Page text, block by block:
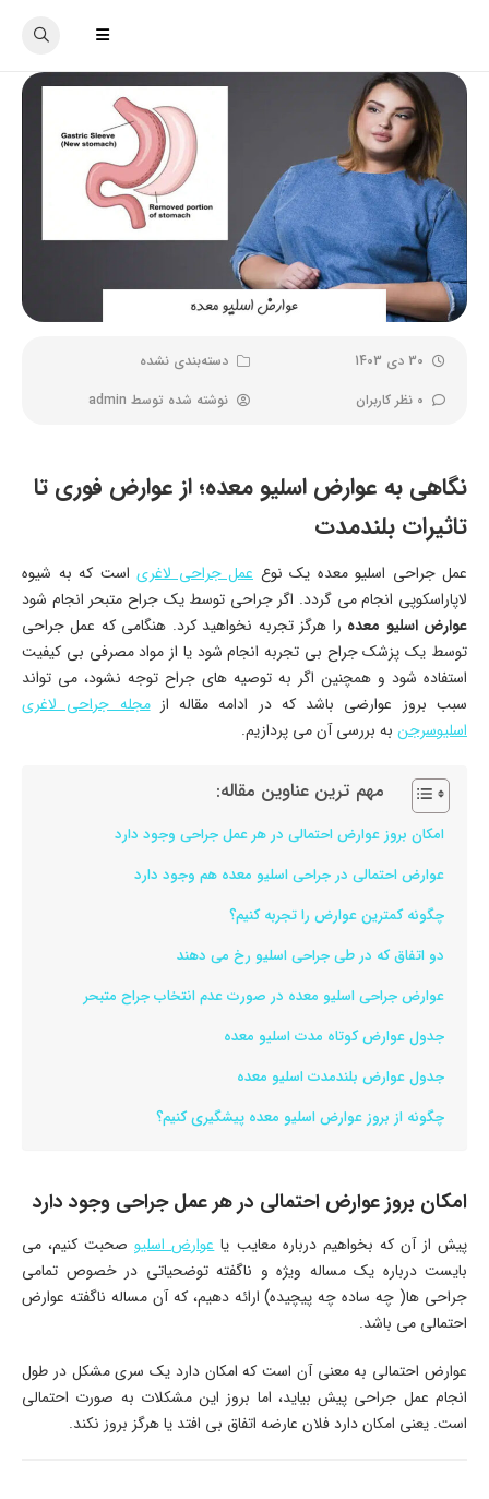
30 دی 1403
دسته‌بندی نشده
0 نظر کاربران
نوشته شده توسط admin
نگاهی به عوارض اسلیو معده؛ از عوارض فوری تا
تاثیرات بلندمدت
عمل جراحی اسلیو معده یک نوع عمل جراحی لاغری است که به شیوه
لاپاراسکوپی انجام می گردد. اگر جراحی توسط یک جراح متبحر انجام شود
عوارض اسلیو معده را هرگز تجربه نخواهید کرد. هنگامی که عمل جراحی
توسط یک پزشک جراح بی تجربه انجام شود یا از مواد مصرفی بی کیفیت
استفاده شود و همچنین اگر به توصیه های جراح توجه نشود، می تواند
سبب بروز عوارضی باشد که در ادامه مقاله ازمجله جراحی لاغری
اسلیوسرجن به بررسی آن می پردازیم.
مهم ترین عناوین مقاله:
امکان بروز عوارض احتمالی در هر عمل جراحی وجود دارد
عوارض احتمالی در جراحی اسلیو معده هم وجود دارد
چگونه کمترین عوارض را تجربه کنیم؟
دو اتفاق که در طی جراحی اسلیو رخ می دهند
عوارض جراحی اسلیو معده در صورت عدم انتخاب جراح متبحر
جدول عوارض کوتاه مدت اسلیو معده
جدول عوارض بلندمدت اسلیو معده
چگونه از بروز عوارض اسلیو معده پیشگیری کنیم؟
امکان بروز عوارض احتمالی در هر عمل جراحی وجود دارد
پیش از آن که بخواهیم درباره معایب یاعوارض اسلیوصحبت کنیم، می
بایست درباره یک مساله ویژه و ناگفته توضحیاتی در خصوص تمامی
جراحی ها( چه ساده چه پیچیده) ارائه دهیم، که آن مساله ناگفته عوارض
احتمالی می باشد.
عوارض احتمالی به معنی آن است که امکان دارد یک سری مشکل در طول
انجام عمل جراحی پیش بیاید، اما بروز این مشکلات به صورت احتمالی
است. یعنی امکان دارد فلان عارضه اتفاق بی افتد یا هرگز بروز نکند.